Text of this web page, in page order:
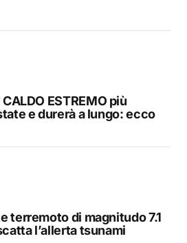
ESTREMO più
e durerà a lungo: ecco
terremoto di magnitudo 7.1
l’allerta tsunami